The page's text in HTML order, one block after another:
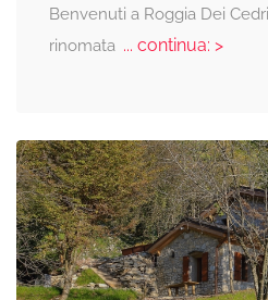
Benvenuti a Roggia Dei
rinomata... continua: >